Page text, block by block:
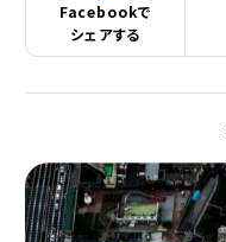
Facebookで
シェアする